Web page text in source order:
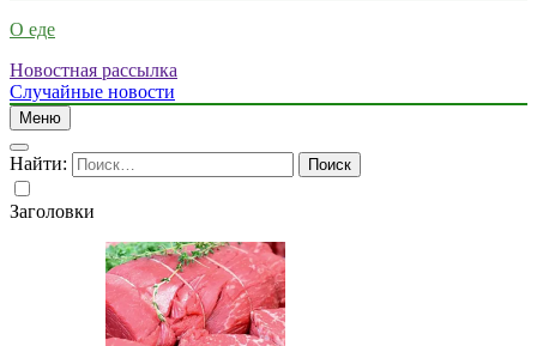
О еде
Новостная рассылка
Случайные новости
Меню
Найти:
Заголовки